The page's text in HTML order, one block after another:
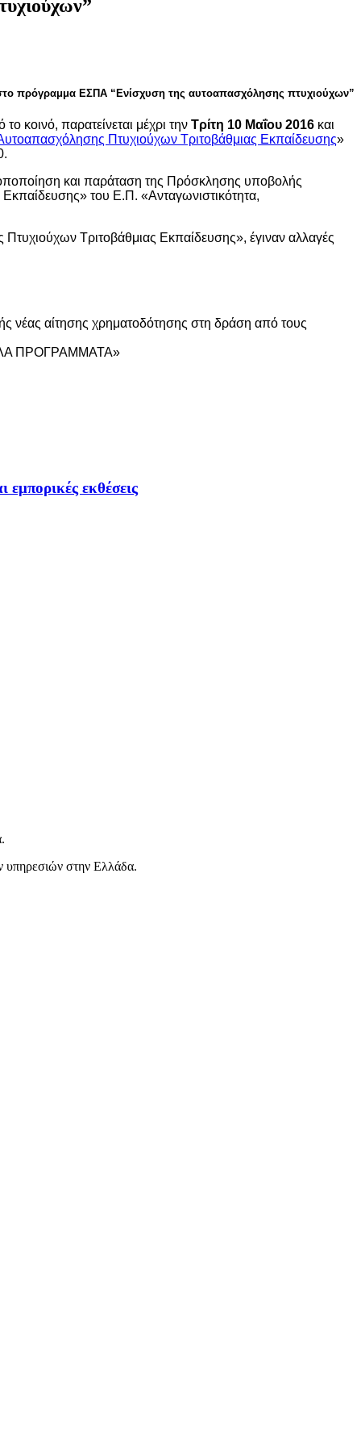
πρόγραμμα ΕΣΠΑ “Ενίσχυση της αυτοαπασχόλησης πτυχιούχων”
κοινό, παρατείνεται μέχρι την Τρίτη 10 Μαΐου 2016 και
Πτυχιούχων Τριτοβάθμιας Εκπαίδευσης»
και παράταση της Πρόσκλησης υποβολής
του Ε.Π. «Ανταγωνιστικότητα,
Τριτοβάθμιας Εκπαίδευσης», έγιναν αλλαγές
νέας αίτησης χρηματοδότησης στη δράση από τους
ΠΡΟΓΡΑΜΜΑΤΑ»
εκθέσεις
υπηρεσιών στην Ελλάδα.